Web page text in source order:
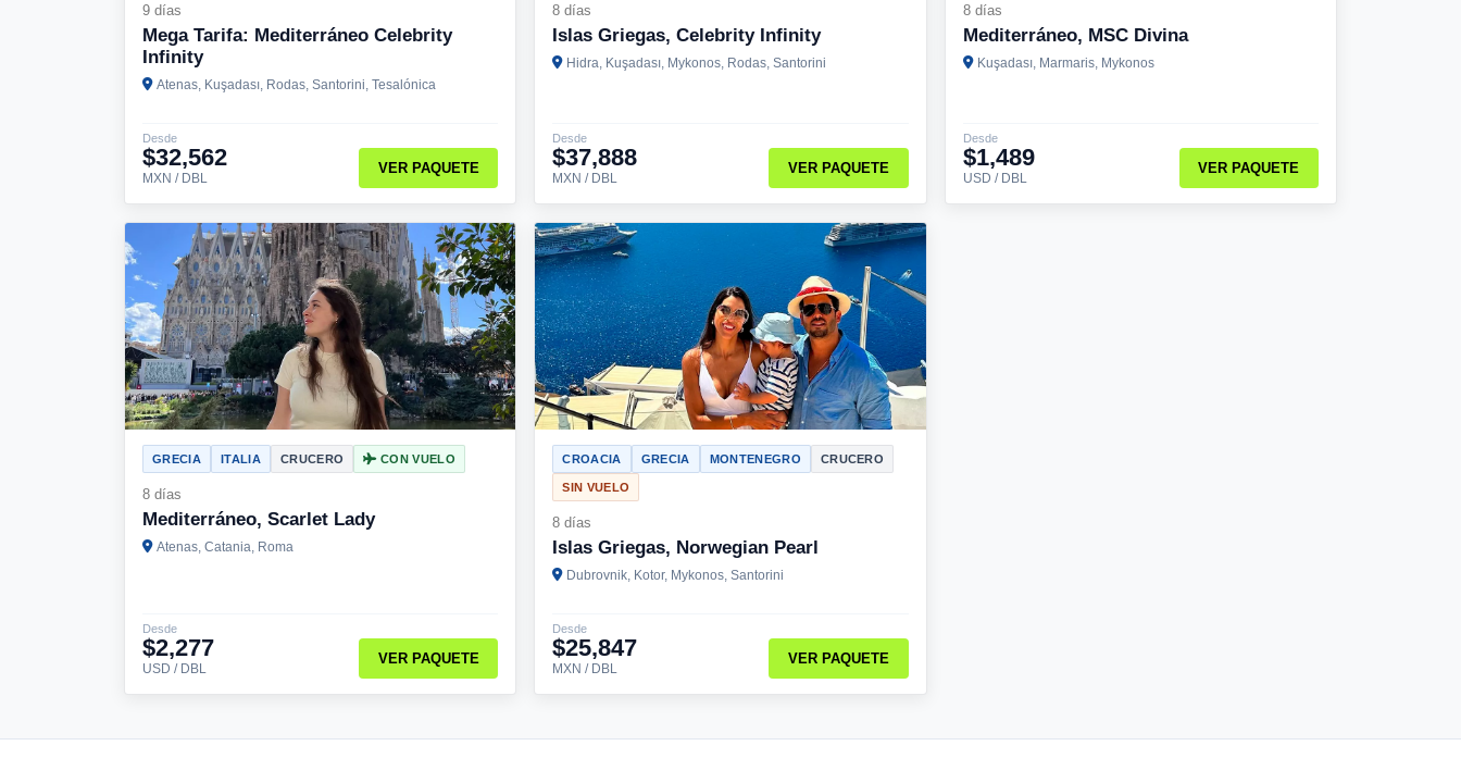
9 días
Mega Tarifa: Mediterráneo Celebrity
Infinity
Atenas, Kuşadası, Rodas, Santorini, Tesalónica
Desde
$32,562
MXN / DBL
VER PAQUETE
8 días
Islas Griegas, Celebrity Infinity
Hidra, Kuşadası, Mykonos, Rodas, Santorini
Desde
$37,888
MXN / DBL
VER PAQUETE
8 días
Mediterráneo, MSC Divina
Kuşadası, Marmaris, Mykonos
Desde
$1,489
USD / DBL
VER PAQUETE
GRECIA ITALIA CRUCERO CON VUELO
8 días
Mediterráneo, Scarlet Lady
Atenas, Catania, Roma
Desde
$2,277
USD / DBL
VER PAQUETE
CROACIA GRECIA MONTENEGRO CRUCERO
SIN VUELO
8 días
Islas Griegas, Norwegian Pearl
Dubrovnik, Kotor, Mykonos, Santorini
Desde
$25,847
MXN / DBL
VER PAQUETE